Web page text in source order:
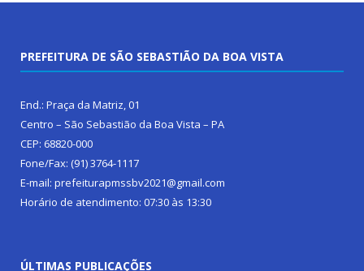
PREFEITURA DE SÃO SEBASTIÃO DA BOA VISTA
End.: Praça da Matriz, 01
Centro – São Sebastião da Boa Vista – PA
CEP: 68820-000
Fone/Fax: (91) 3764-1117
E-mail: prefeiturapmssbv2021@gmail.com
Horário de atendimento: 07:30 às 13:30
ÚLTIMAS PUBLICAÇÕES